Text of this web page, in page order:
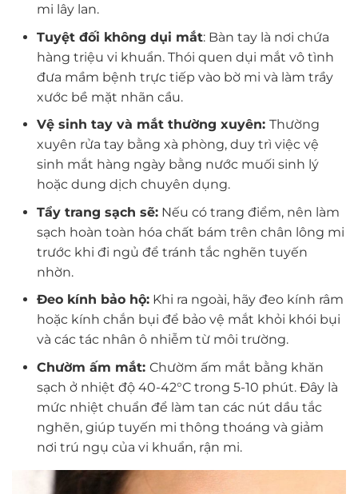
mi lây lan.
Tuyệt đối không dụi mắt: Bàn tay là nơi chứa
hàng triệu vi khuẩn. Thói quen dụi mắt vô tình
đưa mầm bệnh trực tiếp vào bờ mi và làm trầy
xước bề mặt nhãn cầu.
Vệ sinh tay và mắt thường xuyên: Thường
xuyên rửa tay bằng xà phòng, duy trì việc vệ
sinh mắt hàng ngày bằng nước muối sinh lý
hoặc dung dịch chuyên dụng.
Tẩy trang sạch sẽ:Nếu có trang điểm, nên làm
sạch hoàn toàn hóa chất bám trên chân lông mi
trước khi đi ngủ để tránh tắc nghẽn tuyến
nhờn.
Đeo kính bảo hộ:Khi ra ngoài, hãy đeo kính râm
hoặc kính chắn bụi để bảo vệ mắt khỏi khói bụi
và các tác nhân ô nhiễm từ môi trường.
Chườm ấm mắt: Chườm ấm mắt bằng khăn
sạch ở nhiệt độ 40-42°C trong 5-10 phút. Đây là
mức nhiệt chuẩn để làm tan các nút dầu tắc
nghẽn, giúp tuyến mi thông thoáng và giảm
nơi trú ngụ của vi khuẩn, rận mi.